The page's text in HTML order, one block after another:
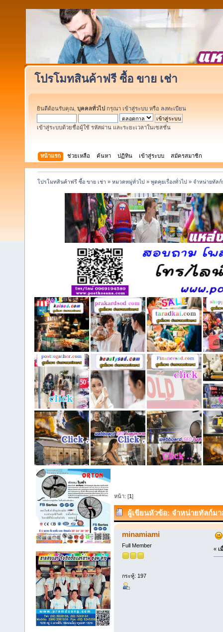
โปรโมทสินค้าฟรี ซื้อ ขาย เช่า
ยินดีต้อนรับคุณ, บุคคลทั่วไป กรุณา เข้าสู่ระบบ หรือ ลงทะเบียน
เข้าสู่ระบบด้วยชื่อผู้ใช้ รหัสผ่าน และระยะเวลาในเซสชั่น
หน้าแรก ช่วยเหลือ ค้นหา ปฏิทิน เข้าสู่ระบบ สมัครสมาชิก
โปรโมทสินค้าฟรี ซื้อ ขาย เช่า »หมวดหมู่ทั่วไป »พูดคุยเรื่องทั่วไป »จำหน่ายทัล
หน้า: [1 ]
ผู้เขียนหัวข้อ: จำหน่ายทัลก์มา
minamiami
Full Member
กระทู้: 197
« เ